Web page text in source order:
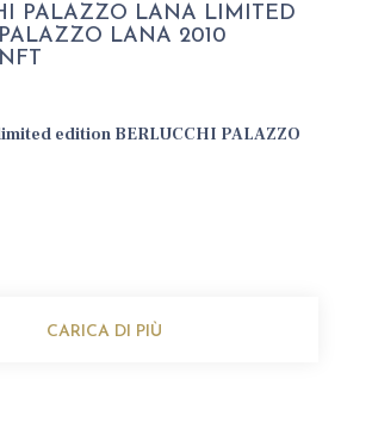
PALAZZO LANA LIMITED
LANA 2010
edition BERLUCCHI PALAZZO
CARICA DI PIÙ